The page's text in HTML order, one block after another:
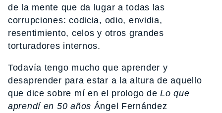
de la mente que da lugar a todas las
corrupciones: codicia, odio, envidia,
resentimiento, celos y otros grandes
torturadores internos.
Todavía tengo mucho que aprender y
desaprender para estar a la altura de aquello
que dice sobre mí en el prologo deLo que
aprendí en 50 años Ángel Fernández